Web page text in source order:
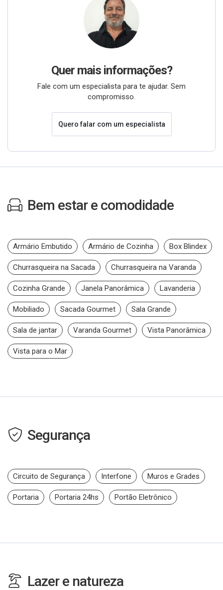
Quer mais informações?
Fale com um especialista para te ajudar. Sem
compromisso.
Quero falar com um especialista
Bem estar e comodidade
Armário Embutido Armário de Cozinha Box Blindex
Churrasqueira na Sacada Churrasqueira na Varanda
Cozinha Grande Janela Panorâmica Lavanderia
Mobiliado Sacada Gourmet Sala Grande
Sala de jantar Varanda Gourmet Vista Panorâmica
Vista para o Mar
Segurança
Circuito de Segurança Interfone Muros e Grades
Portaria Portaria 24hs Portão Eletrônico
Lazer e natureza